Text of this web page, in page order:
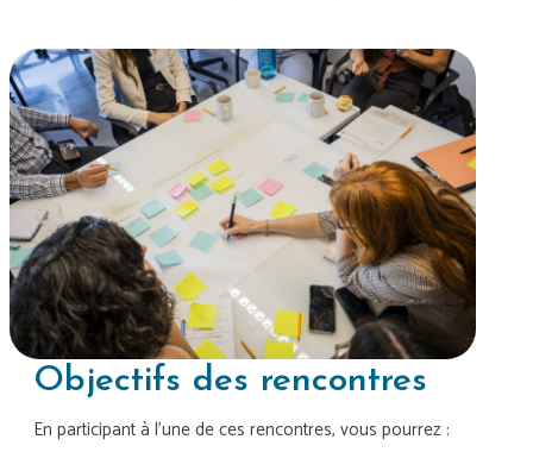
Objectifs des rencontres
En participant à l'une de ces rencontres, vous pourrez :